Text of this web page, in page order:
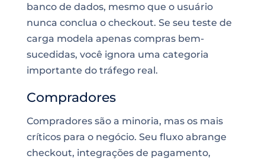
banco de dados, mesmo que o usuário
nunca conclua o checkout. Se seu teste de
carga modela apenas compras bem-
sucedidas, você ignora uma categoria
importante do tráfego real.
Compradores
Compradores são a minoria, mas os mais
críticos para o negócio. Seu fluxo abrange
checkout, integrações de pagamento,